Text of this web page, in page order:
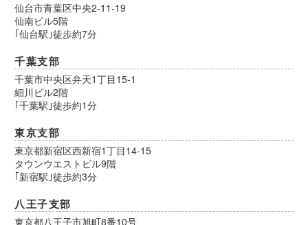
仙台市青葉区中央2-11-19
仙南ビル5階
｢仙台駅｣徒歩約7分
千葉支部
千葉市中央区弁天1丁目15-1
細川ビル2階
｢千葉駅｣徒歩約1分
東京支部
東京都新宿区西新宿1丁目14-15
タウンウエストビル9階
｢新宿駅｣徒歩約3分
八王子支部
東京都八王子市旭町8番10号